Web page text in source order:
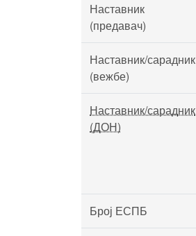
Наставник
(предавач)
Наставник/сарадник
(вежбе)
Наставник/сарадник
(ДОН)
Број ЕСПБ